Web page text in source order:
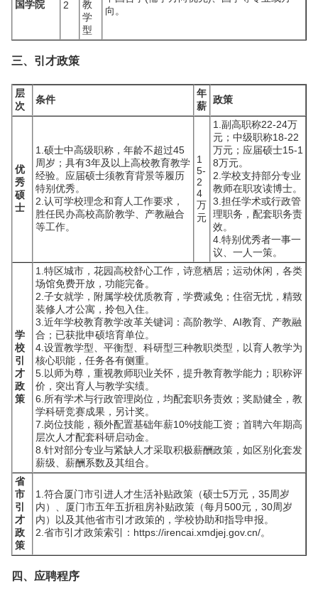
国学院 2
教
学
型
向。
三、引才政策
层
次
条件
年
薪
政策
优
秀
硕
士
1.硕士中高级职称，年龄不超过45
周岁；具有3年及以上高校教育教学
经验。应届硕士须教育背景等履历
特别优秀。
2.认可学校理念和育人工作要求，
胜任民办高校高阶教学、产教融合
等工作。
1
5-
2
4
万
元
1.副高职称22-24万
元；中级职称18-22
万元；应届硕士15-1
8万元。
2.学校支持部分专业
教师在职攻读博士。
3.担任学术或行政管
理职务，配套职务责
效。
4.特别优秀者一事一
议、一人一策。
学
校
引
才
政
策
1.特区城市，花园高校舒心工作，诗意栖居；运动休闲，各类
场馆免费开放，功能完备。
2.子女就学，附属学校优质教育，学费减免；住宿无忧，精致
装修人才公寓，拎包入住。
3.近年学校教育教学改革关键词：高阶教学、AI教育、产教融
合；已获批申硕培育单位。
4.设置教学型、平衡型、科研型三种教职类型，以育人教学为
核心职能，任务各有侧重。
5.以师为尊，重视教师职业关怀，提升教育教学能力；职称评
价，突出育人与教学实绩。
6.所有学术与行政管理岗位，均配套职务责效；奖励健全，教
学科研竞赛成果，另计奖。
7.岗位技能，额外配置基础年薪10%技能工资；首聘六年期高
层次人才配套科研启动金。
8.针对部分专业与紧缺人才采取积极薪酬政策，如区别化套发
薪级、薪酬系数及其组合。
省
市
引
才
政
策
1.符合厦门市引进人才生活补贴政策（硕士5万元，35周岁
内）、厦门市五年五折租房补贴政策（每月500元，30周岁
内）以及其他省市引才政策的，学校协助和指导申报。
2.省市引才政策索引：https://irencai.xmdjej.gov.cn/。
四、应聘程序